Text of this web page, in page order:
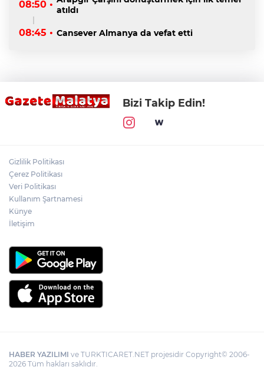
08:50 • atıldı
08:45 • Cansever Almanya da vefat etti
Bizi Takip Edin!
Gizlilik Politikası
Çerez Politikası
Veri Politikası
Kullanım Şartnamesi
Künye
İletişim
HABER YAZILIMI ve TURKTICARET.NET projesidir Copyright© 2006-
2026 Tüm hakları saklıdır.